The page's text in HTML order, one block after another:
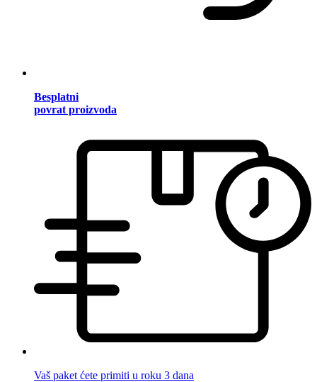
Besplatni
povrat proizvoda
Vaš paket ćete primiti u roku 3 dana